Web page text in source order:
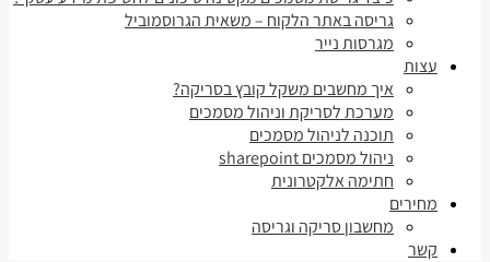
גריסה באתר הלקוח – משאית הגרוסמוביל
מגרסות נייר
עצות
איך מחשבים משקל קובץ בסריקה?
מערכת לסריקת וניהול מסמכים
תוכנה לניהול מסמכים
ניהול מסמכים sharepoint
חתימה אלקטרונית
מחירים
מחשבון סריקה וגריסה
קשר